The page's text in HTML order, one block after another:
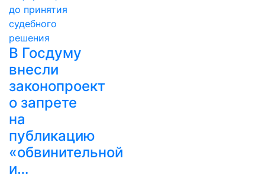
В Госдуму
внесли
законопроект
о запрете
на
публикацию
«обвинительной
и…